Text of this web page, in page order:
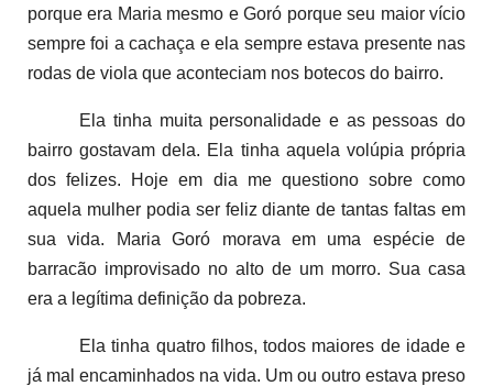
porque era Maria mesmo e Goró porque seu maior vício
sempre foi a cachaça e ela sempre estava presente nas
rodas de viola que aconteciam nos botecos do bairro.
Ela tinha muita personalidade e as pessoas do
bairro gostavam dela. Ela tinha aquela volúpia própria
dos felizes. Hoje em dia me questiono sobre como
aquela mulher podia ser feliz diante de tantas faltas em
sua vida. Maria Goró morava em uma espécie de
barracão improvisado no alto de um morro. Sua casa
era a legítima definição da pobreza.
Ela tinha quatro filhos, todos maiores de idade e
já mal encaminhados na vida. Um ou outro estava preso